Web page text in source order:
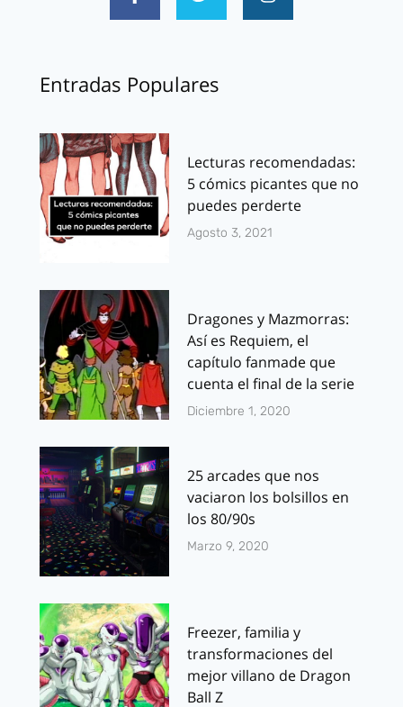
Entradas Populares
Lecturas recomendadas:
5 cómics picantes que no
puedes perderte
Agosto 3, 2021
Dragones y Mazmorras:
Así es Requiem, el
capítulo fanmade que
cuenta el final de la serie
Diciembre 1, 2020
25 arcades que nos
vaciaron los bolsillos en
los 80/90s
Marzo 9, 2020
Freezer, familia y
transformaciones del
mejor villano de Dragon
Ball Z